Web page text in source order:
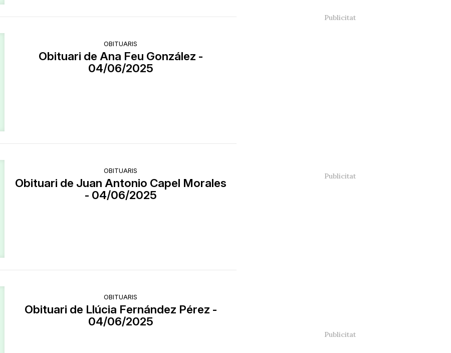
OBITUARIS
Obituari de Ana Feu González -
04/06/2025
OBITUARIS
Obituari de Juan Antonio Capel Morales
- 04/06/2025
OBITUARIS
Obituari de Llúcia Fernández Pérez -
04/06/2025